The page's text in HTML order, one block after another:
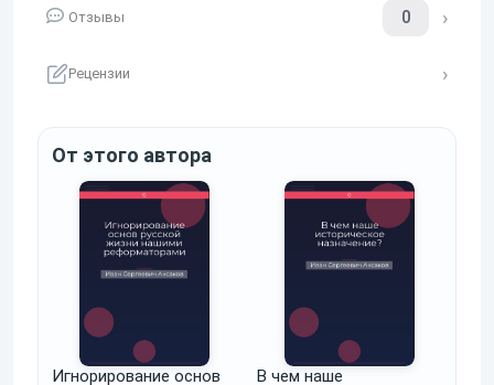
Отзывы 0
Рецензии
От этого автора
Игнорирование основ
В чем наше